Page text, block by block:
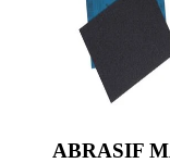
ABRASIF